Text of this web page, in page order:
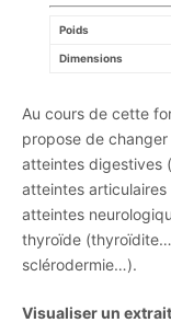
Poids
Dimensions
Au cours de cette
propose de
atteintes digestives
atteintes
atteintes
thyroïde
sclérodermie…).
Visualiser un